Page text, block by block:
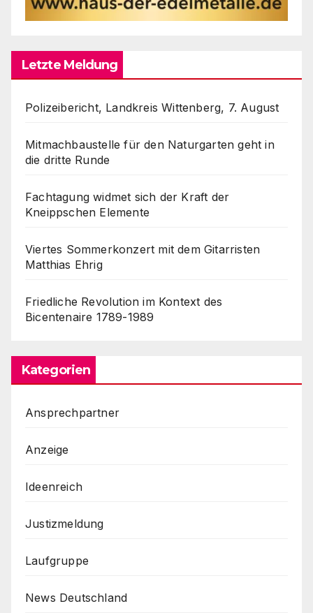
Letzte Meldung
Polizeibericht, Landkreis Wittenberg, 7. August
Mitmachbaustelle für den Naturgarten geht in
die dritte Runde
Fachtagung widmet sich der Kraft der
Kneippschen Elemente
Viertes Sommerkonzert mit dem Gitarristen
Matthias Ehrig
Friedliche Revolution im Kontext des
Bicentenaire 1789-1989
Kategorien
Ansprechpartner
Anzeige
Ideenreich
Justizmeldung
Laufgruppe
News Deutschland